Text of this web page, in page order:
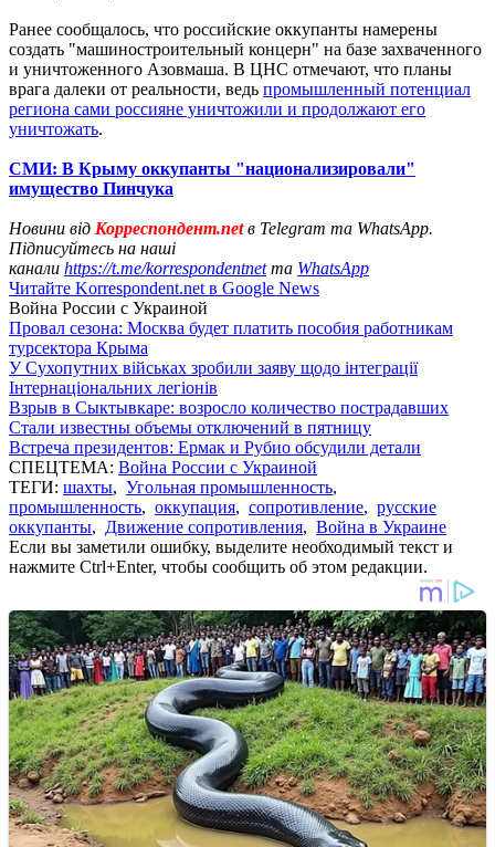
Ранее сообщалось, что российские оккупанты намерены
создать "машиностроительный концерн" на базе захваченного
и уничтоженного Азовмаша. В ЦНС отмечают, что планы
врага далеки от реальности, ведь промышленный потенциал
региона сами россияне уничтожили и продолжают его
уничтожать.
СМИ: В Крыму оккупанты "национализировали"
имущество Пинчука
Новини від Корреспондент.netв Telegram та WhatsApp.
Підписуйтесь на наші
канали https://t.me/korrespondentnetта WhatsApp
Читайте Korrespondent.net в Google News
Война России с Украиной
Провал сезона: Москва будет платить пособия работникам
турсектора Крыма
У Сухопутних військах зробили заяву щодо інтеграції
Інтернаціональних легіонів
Взрыв в Сыктывкаре: возросло количество пострадавших
Стали известны объемы отключений в пятницу
Встреча президентов: Ермак и Рубио обсудили детали
СПЕЦТЕМА: Война России с Украиной
ТЕГИ: шахты, Угольная промышленность,
промышленность, оккупация, сопротивление, русские
оккупанты, Движение сопротивления, Война в Украине
Если вы заметили ошибку, выделите необходимый текст и
нажмите Ctrl+Enter, чтобы сообщить об этом редакции.